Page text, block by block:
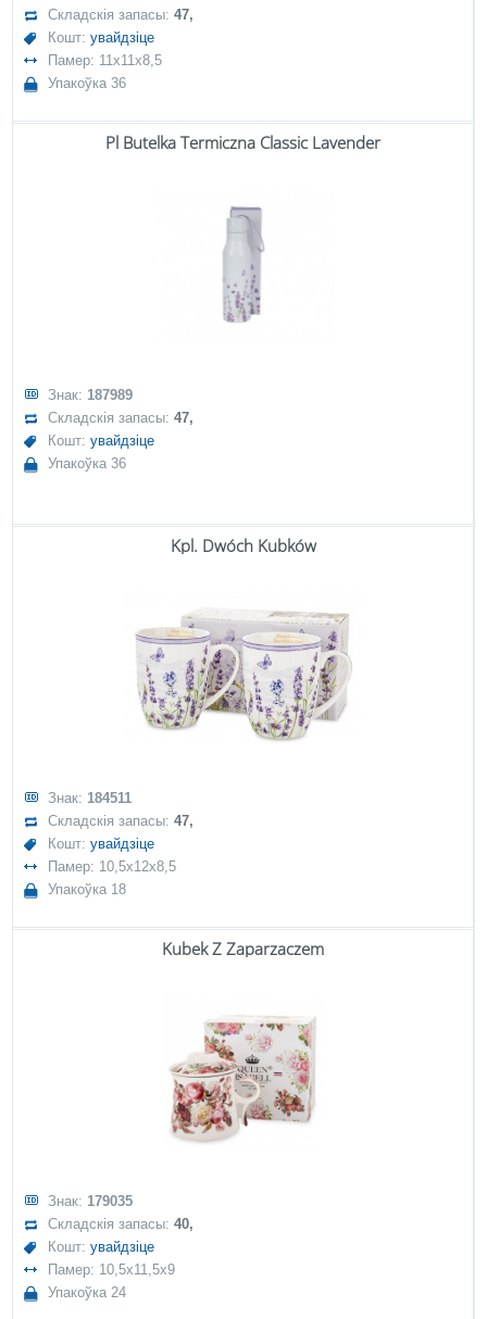
Складскія запасы:47,
Кошт:увайдзіце
Памер: 11x11x8,5
Упакоўка 36
Pl Butelka Termiczna Classic Lavender
Знак: 187989
Складскія запасы:47,
Кошт:увайдзіце
Упакоўка 36
Kpl. Dwóch Kubków
Знак: 184511
Складскія запасы:47,
Кошт:увайдзіце
Памер: 10,5x12x8,5
Упакоўка 18
Kubek Z Zaparzaczem
Знак: 179035
Складскія запасы:40,
Кошт:увайдзіце
Памер: 10,5x11,5x9
Упакоўка 24